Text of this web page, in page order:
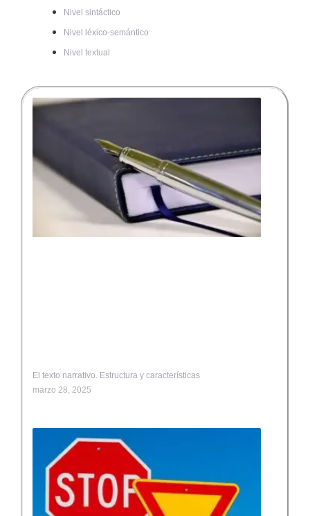
Nivel sintáctico
Nivel léxico-semántico
Nivel textual
El texto narrativo. Estructura y características
marzo 28, 2025